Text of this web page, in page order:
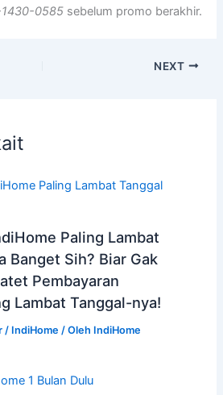
0585 sebelum promo berakhir.
NEXT
Paling Lambat
Banget Sih? Biar Gak
Pembayaran
Lambat Tanggal-nya!
/ IndiHome / Oleh IndiHome